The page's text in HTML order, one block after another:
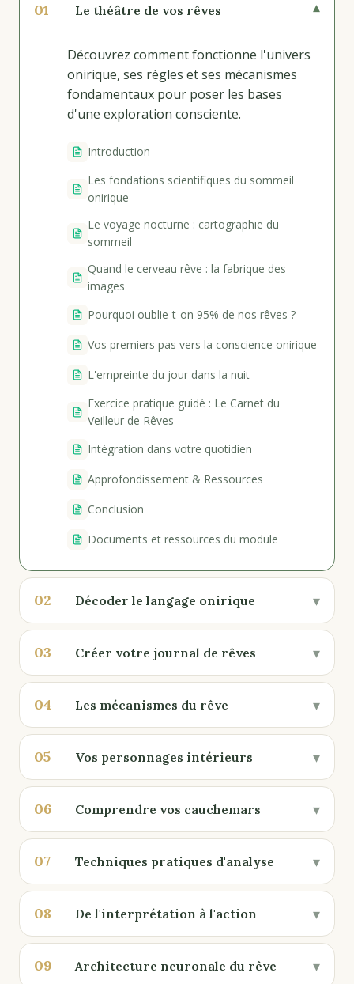
01 Le théâtre de vos rêves ▾
Découvrez comment fonctionne l'univers
onirique, ses règles et ses mécanismes
fondamentaux pour poser les bases
d'une exploration consciente.
Introduction
Les fondations scientifiques du sommeil
onirique
Le voyage nocturne : cartographie du
sommeil
Quand le cerveau rêve : la fabrique des
images
Pourquoi oublie-t-on 95% de nos rêves ?
Vos premiers pas vers la conscience onirique
L'empreinte du jour dans la nuit
Exercice pratique guidé : Le Carnet du
Veilleur de Rêves
Intégration dans votre quotidien
Approfondissement & Ressources
Conclusion
Documents et ressources du module
02 Décoder le langage onirique ▾
03 Créer votre journal de rêves ▾
04 Les mécanismes du rêve ▾
05 Vos personnages intérieurs ▾
06 Comprendre vos cauchemars ▾
07 Techniques pratiques d'analyse ▾
08 De l'interprétation à l'action ▾
09 Architecture neuronale du rêve ▾